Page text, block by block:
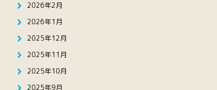
2026年2月
2026年1月
2025年12月
2025年11月
2025年10月
2025年9月